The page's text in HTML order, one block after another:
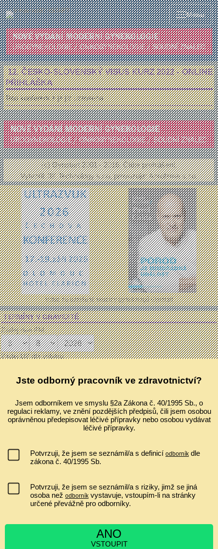
Jste odborný pracovník ve zdravotnictví?
Jsem odborníkem ve smyslu §2a Zákona č. 40/1995 Sb., o
regulaci reklamy, ve znění pozdějších předpisů, čili jsem osobou
oprávněnou předepisovat léčivé přípravky nebo osobou vydávat
léčivé přípravky.
Potvrzuji, že jsem se seznámil/a s definicí odborník dle
zákona č. 40/1995 Sb.
Potvrzuji, že jsem se seznámil/a s riziky, jimž se jiná
osoba než odborník vystavuje, vstoupím-li na stránky
určené převážně pro odborníky.
ANO
VSTOUPIT
Menu
AKTUÁLNÍ AKCE
GORM 2026 - 2nd Global Conference on Gynecology, Obstetrics &
14.09.2026-15.09.2026
Německo, Berlín
ČECHOVA KONFERENCE
Olomouc, Clarion Congress Hotel
TERMÍNY V GRAVIDITĚ
Zadej den PM:
Zadej UZ dle výběru:
Měřeno dne:
Vstup do uzavřené skupiny gynekologů Gynstart
12. ČESKO-SLOVENSKÝ VISUS KURZ 2022 - ONLINE
PŘIHLÁŠKA
Tato konference je jiz uzavrena
(c) Gynstart 2001 - 2016.Čtěte prohlášení.
Vytvořil:3K Technology s.r.o, provozuje:Aprofema s.r.o.